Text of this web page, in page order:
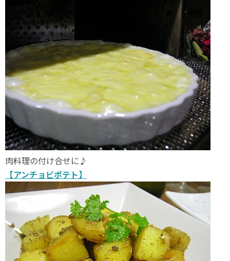
肉料理の付け合せに♪
【アンチョビポテト】